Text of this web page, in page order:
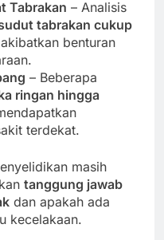
Tabrakan – Analisis
tabrakan cukup
benturan
– Beberapa
ringan hingga
terdekat.
masih
tanggung jawab
dan apakah ada
kecelakaan.